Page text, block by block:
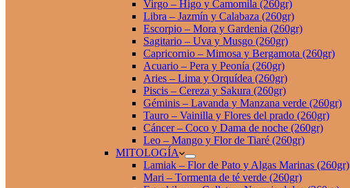
Virgo – Higo y Camomila (260gr)
Libra – Jazmín y Calabaza (260gr)
Escorpio – Mora y Gardenia (260gr)
Sagitario – Uva y Musgo (260gr)
Capricornio – Mimosa y Bergamota (260gr)
Acuario – Pera y Peonía (260gr)
Aries – Lima y Orquídea (260gr)
Piscis – Cereza y Sakura (260gr)
Géminis – Lavanda y Manzana verde (260gr)
Tauro – Vainilla y Flores del prado (260gr)
Cáncer – Coco y Dama de noche (260gr)
Leo – Mango y Flor de Tiaré (260gr)
MITOLOGÍA
Lamiak – Flor de Pato y Algas Marinas (260gr)
Mari – Tormenta de té verde (260gr)